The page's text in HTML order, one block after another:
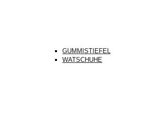
GUMMISTIEFEL
WATSCHUHE